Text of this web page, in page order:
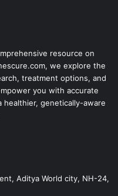
resource on
we explore the
treatment options, and
you with accurate
genetically-aware
Aditya World city, NH-24,